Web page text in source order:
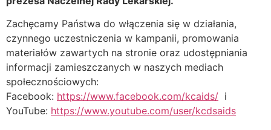
Zachęcamy Państwa do włączenia się w działania,
czynnego uczestniczenia w kampanii, promowania
materiałów zawartych na stronie oraz udostępniania
informacji zamieszczanych w naszych mediach
społecznościowych:
Facebook: https://www.facebook.com/kcaids/ i
YouTube: https://www.youtube.com/user/kcdsaids